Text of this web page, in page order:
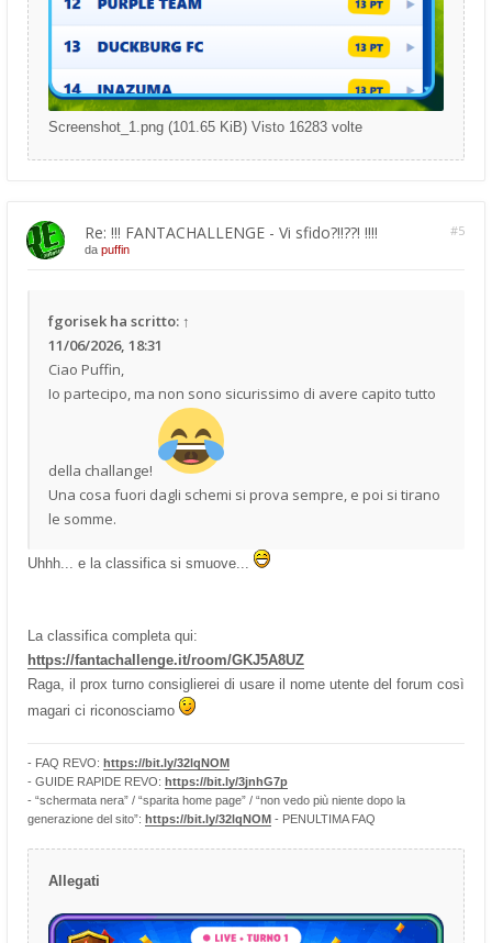
Screenshot_1.png (101.65 KiB) Visto 16283 volte
Re: !!! FANTACHALLENGE - Vi sfido?!!??! !!!! #5
da puffin
fgorisek ha scritto: ↑
11/06/2026, 18:31
Ciao Puffin,
Io partecipo, ma non sono sicurissimo di avere capito tutto
della challange!
Una cosa fuori dagli schemi si prova sempre, e poi si tirano
le somme.
Uhhh... e la classifica si smuove...
La classifica completa qui:
https://fantachallenge.it/room/GKJ5A8UZ
Raga, il prox turno consiglierei di usare il nome utente del forum così
magari ci riconosciamo
- FAQ REVO: https://bit.ly/32lqNOM
- GUIDE RAPIDE REVO: https://bit.ly/3jnhG7p
- “schermata nera” / “sparita home page” / “non vedo più niente dopo la
generazione del sito”: https://bit.ly/32lqNOM - PENULTIMA FAQ
Allegati